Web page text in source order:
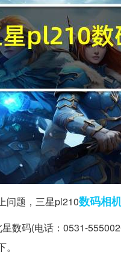
问题，三星pl210数码相
数码(电话：0531-